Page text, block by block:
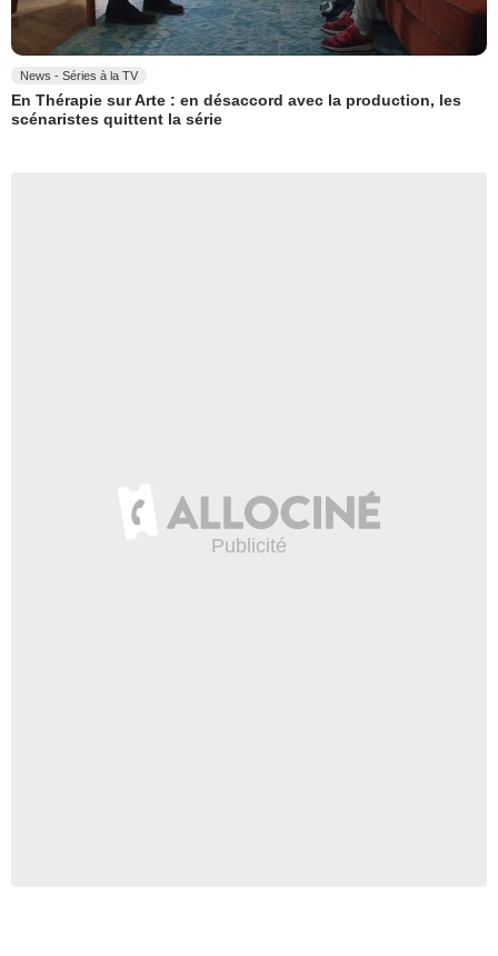
News - Séries à la TV
En Thérapie sur Arte : en désaccord avec la production, les
scénaristes quittent la série